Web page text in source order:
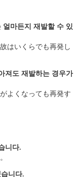
얼마든지 재발할 수 있
はいくらでも再発し
져도 재발하는 경우가
よくなっても再発す
니다.
니다.